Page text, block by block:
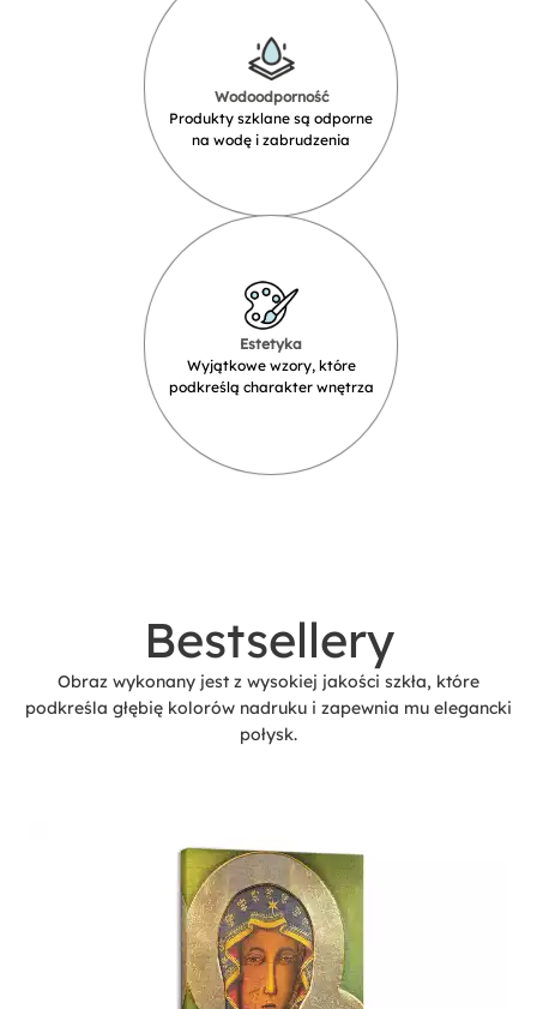
Wodoodporność
Produkty szklane są odporne
na wodę i zabrudzenia
Estetyka
Wyjątkowe wzory, które
podkreślą charakter wnętrza
Bestsellery
Obraz wykonany jest z wysokiej jakości szkła, które
podkreśla głębię kolorów nadruku i zapewnia mu elegancki
połysk.